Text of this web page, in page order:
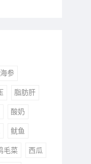
海参
脂肪肝
酸奶
鱿鱼
毛菜 西瓜